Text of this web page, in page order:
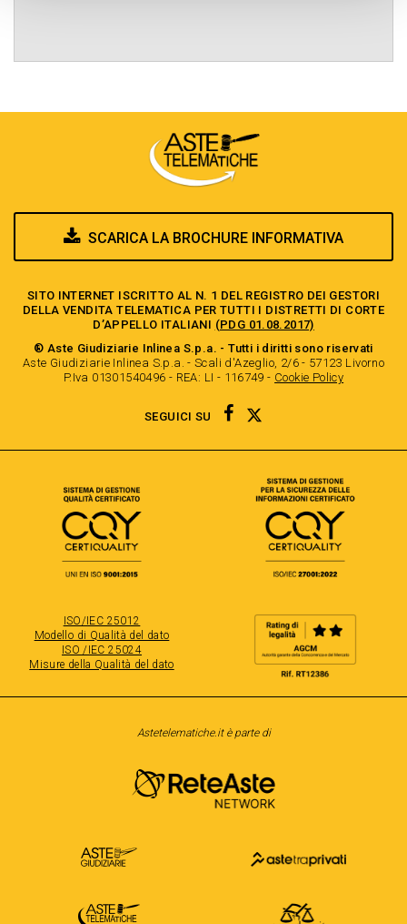
SCARICA LA BROCHURE INFORMATIVA
SITO INTERNET ISCRITTO AL N. 1 DEL REGISTRO DEI GESTORI
DELLA VENDITA TELEMATICA PER TUTTI I DISTRETTI DI CORTE
D’APPELLO ITALIANI (PDG 01.08.2017)
® Aste Giudiziarie Inlinea S.p.a. - Tutti i diritti sono riservati
Aste Giudiziarie Inlinea S.p.a. - Scali d'Azeglio, 2/6 - 57123 Livorno
P.Iva 01301540496 - REA: LI - 116749 - Cookie Policy
SEGUICI SU FACEBOOK
ISO/IEC 25012
Modello di Qualità del dato
ISO /IEC 25024
Misure della Qualità del dato
Astetelematiche.it è parte di